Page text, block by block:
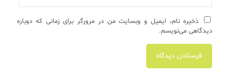
ذخیره نام، ایمیل و وبسایت من در مرورگر برای زمانی که دوباره
دیدگاهی می‌نویسم.